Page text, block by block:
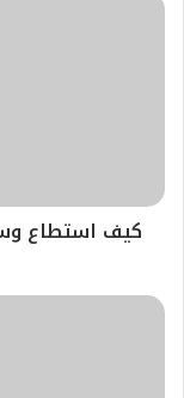
كيف استطاع